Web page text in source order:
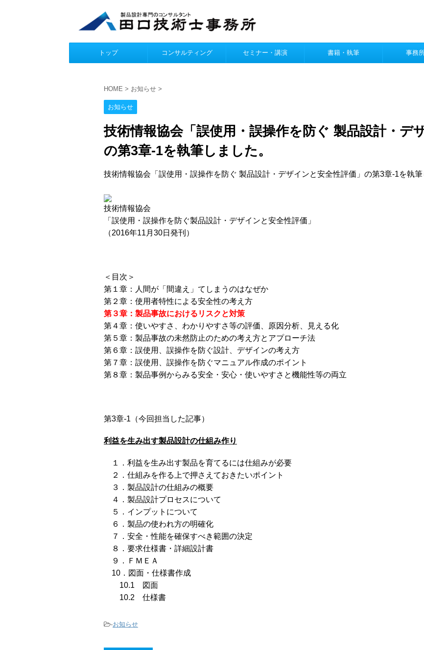
トップ コンサルティング セミナー・講演 書籍・執筆 事務
HOME > お知らせ >
お知らせ
技術情報協会「誤使用・誤操作を防ぐ 製品設計・デ
の第3章-1を執筆しました。
技術情報協会「誤使用・誤操作を防ぐ 製品設計・デザインと安全性評価」の第3章-1を執筆
技術情報協会
「誤使用・誤操作を防ぐ製品設計・デザインと安全性評価」
（2016年11月30日発刊）
＜目次＞
第１章：人間が「間違え」てしまうのはなぜか
第２章：使用者特性による安全性の考え方
第３章：製品事故におけるリスクと対策
第４章：使いやすさ、わかりやすさ等の評価、原因分析、見える化
第５章：製品事故の未然防止のための考え方とアプローチ法
第６章：誤使用、誤操作を防ぐ設計、デザインの考え方
第７章：誤使用、誤操作を防ぐマニュアル作成のポイント
第８章：製品事例からみる安全・安心・使いやすさと機能性等の両立
第3章-1（今回担当した記事）
利益を生み出す製品設計の仕組み作り
１．利益を生み出す製品を育てるには仕組みが必要
２．仕組みを作る上で押さえておきたいポイント
３．製品設計の仕組みの概要
４．製品設計プロセスについて
５．インプットについて
６．製品の使われ方の明確化
７．安全・性能を確保すべき範囲の決定
８．要求仕様書・詳細設計書
９．ＦＭＥＡ
10．図面・仕様書作成
10.1 図面
10.2 仕様書
-お知らせ